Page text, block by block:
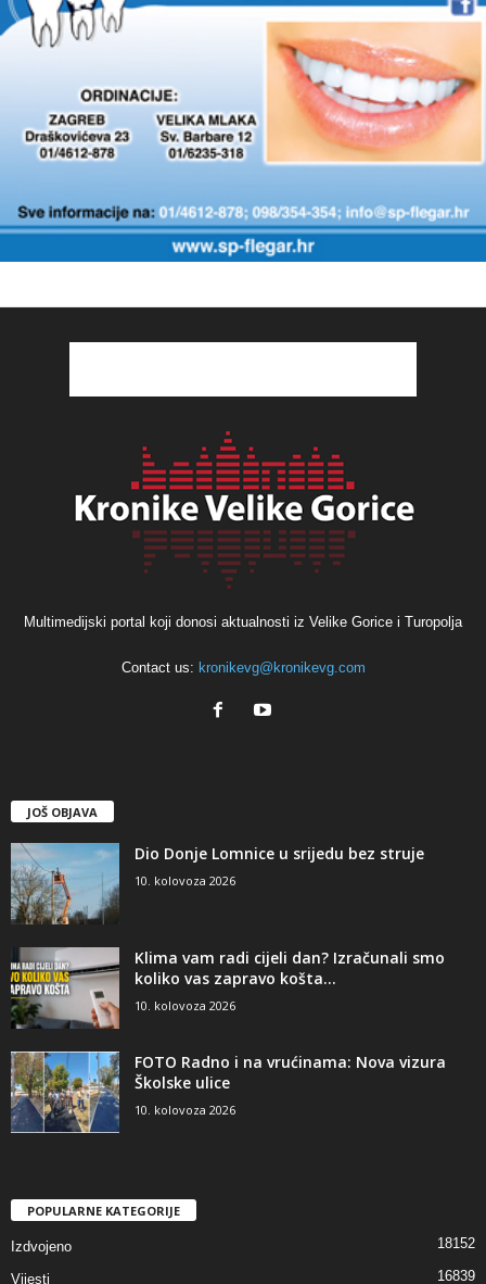
Multimedijski portal koji donosi aktualnosti iz Velike Gorice i Turopolja
Contact us: kronikevg@kronikevg.com
JOŠ OBJAVA
Dio Donje Lomnice u srijedu bez struje
10. kolovoza 2026
Klima vam radi cijeli dan? Izračunali smo
koliko vas zapravo košta...
10. kolovoza 2026
FOTO Radno i na vrućinama: Nova vizura
Školske ulice
10. kolovoza 2026
POPULARNE KATEGORIJE
Izdvojeno 18152
Vijesti 16839